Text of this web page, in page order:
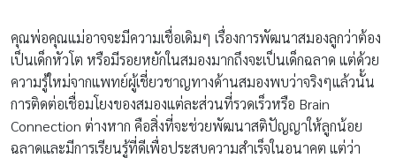
คุณพ่อคุณแม่อาจจะมีความเชื่อเดิมๆ เรื่องการพัฒนาสมองลูกว่าต้อง
เป็นเด็กหัวโต หรือมีรอยหยักในสมองมากถึงจะเป็นเด็กฉลาด แต่ด้วย
ความรู้ใหม่จากแพทย์ผู้เชี่ยวชาญทางด้านสมองพบว่าจริงๆแล้วนั้น
การติดต่อเชื่อมโยงของสมองแต่ละส่วนที่รวดเร็วหรือ Brain
Connection ต่างหาก คือสิ่งที่จะช่วยพัฒนาสติปัญญาให้ลูกน้อย
ฉลาดและมีการเรียนรู้ที่ดีเพื่อประสบความสำเร็จในอนาคต แต่ว่า